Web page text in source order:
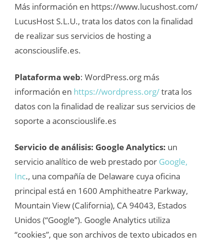
Más información en https://www.lucushost.com/
LucusHost S.L.U., trata los datos con la finalidad
de realizar sus servicios de hosting a
aconsciouslife.es.
Plataforma web: WordPress.org más
información en https://wordpress.org/trata los
datos con la finalidad de realizar sus servicios de
soporte a aconsciouslife.es
Servicio de análisis: Google Analytics: un
servicio analítico de web prestado por Google,
Inc., una compañía de Delaware cuya oficina
principal está en 1600 Amphitheatre Parkway,
Mountain View (California), CA 94043, Estados
Unidos (“Google”). Google Analytics utiliza
“cookies”, que son archivos de texto ubicados en